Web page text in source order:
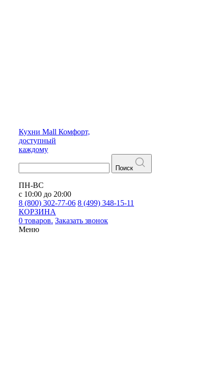
Кухни Mall Комфорт,
доступный
каждому
Поиск
ПН-ВС
с 10:00 до 20:00
8 (800) 302-77-06 8 (499) 348-15-11
КОРЗИНА
0 товаров. Заказать звонок
Меню